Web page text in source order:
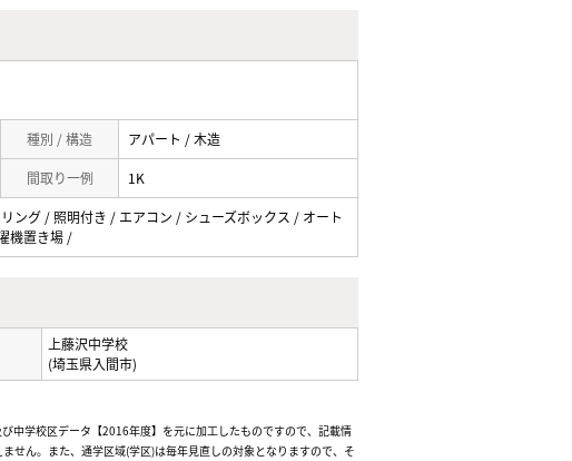
種別 / 構造 アパート / 木造
間取り一例 1K
ング / 照明付き / エアコン / シューズボックス / オート
機置き場 /
上藤沢中学校
(埼玉県入間市)
中学校区データ【2016年度】を元に加工したものですので、記載情
せん。また、通学区域(学区)は毎年見直しの対象となりますので、そ